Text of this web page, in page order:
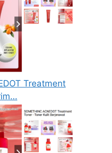
Treatment